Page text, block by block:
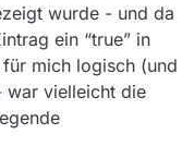
wurde - und da
ein “true” in
mich logisch (und
war vielleicht die